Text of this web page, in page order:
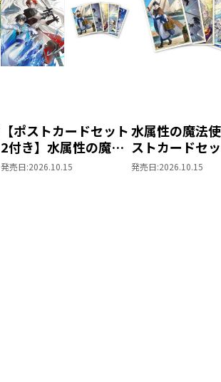
【ポストカードセット
2付き】水属性の魔法
使い 第三部 東方諸
発売日:2026.10.15
水属性の魔法
ストカードセ
発売日:2026.10.15